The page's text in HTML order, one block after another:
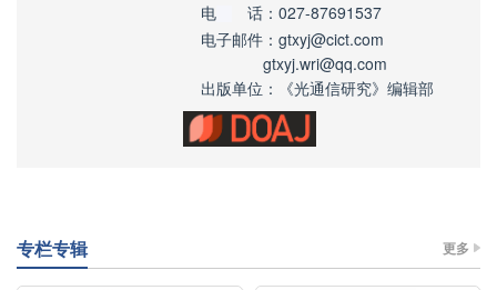
电
话：027-87691537
电子邮件：gtxyj@cict.com
gtxyj.wri@qq.com
出版单位：《光通信研究》编辑部
专栏专辑 更多